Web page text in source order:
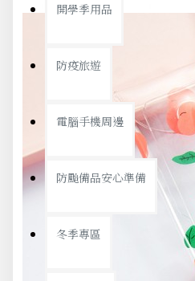
開學季用品
防疫旅遊
電腦手機周邊
防颱備品安心準備
冬季專區